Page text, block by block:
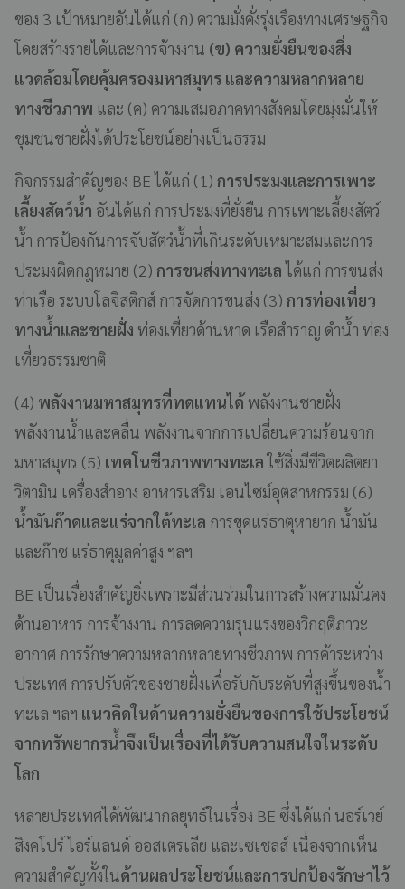
ของ 3 เป้าหมายอันได้แก่ (ก) ความมั่งคั่งรุ่งเรืองทางเศรษฐกิจ
โดยสร้างรายได้และการจ้างงาน (ข) ความยั่งยืนของสิ่ง
แวดล้อมโดยคุ้มครองมหาสมุทร และความหลากหลาย
ทางชีวภาพ และ (ค) ความเสมอภาคทางสังคมโดยมุ่งมั่นให้
ชุมชนชายฝั่งได้ประโยชน์อย่างเป็นธรรม
กิจกรรมสำคัญของ BE ได้แก่ (1) การประมงและการเพาะ
เลี้ยงสัตว์น้ำ อันได้แก่ การประมงที่ยั่งยืน การเพาะเลี้ยงสัตว์
น้ำ การป้องกันการจับสัตว์น้ำที่เกินระดับเหมาะสมและการ
ประมงผิดกฎหมาย (2) การขนส่งทางทะเลได้แก่ การขนส่ง
ท่าเรือ ระบบโลจิสติกส์ การจัดการขนส่ง (3) การท่องเที่ยว
ทางน้ำและชายฝั่ง ท่องเที่ยวด้านหาด เรือสำราญ ดำน้ำ ท่อง
เที่ยวธรรมชาติ
(4) พลังงานมหาสมุทรที่ทดแทนได้พลังงานชายฝั่ง
พลังงานน้ำและคลื่น พลังงานจากการเปลี่ยนความร้อนจาก
มหาสมุทร (5) เทคโนชีวภาพทางทะเลใช้สิ่งมีชีวิตผลิตยา
วิตามิน เครื่องสำอาง อาหารเสริม เอนไซม์อุตสาหกรรม (6)
น้ำมันก๊าดและแร่จากใต้ทะเล การขุดแร่ธาตุหายาก น้ำมัน
และก๊าซ แร่ธาตุมูลค่าสูง ฯลฯ
BE เป็นเรื่องสำคัญยิ่งเพราะมีส่วนร่วมในการสร้างความมั่นคง
ด้านอาหาร การจ้างงาน การลดความรุนแรงของวิกฤติภาวะ
อากาศ การรักษาความหลากหลายทางชีวภาพ การค้าระหว่าง
ประเทศ การปรับตัวของชายฝั่งเพื่อรับกับระดับที่สูงขึ้นของน้ำ
ทะเล ฯลฯ แนวคิดในด้านความยั่งยืนของการใช้ประโยชน์
จากทรัพยากรน้ำจึงเป็นเรื่องที่ได้รับความสนใจในระดับ
โลก
หลายประเทศได้พัฒนากลยุทธ์ในเรื่อง BE ซึ่งได้แก่ นอร์เวย์
สิงคโปร์ ไอร์แลนด์ ออสเตรเลีย และเซเชลส์ เนื่องจากเห็น
ความสำคัญทั้งในด้านผลประโยชน์และการปกป้องรักษาไว้